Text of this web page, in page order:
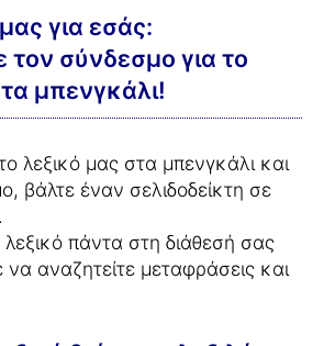
για εσάς:
τον σύνδεσμο για το
μπενγκάλι!
λεξικό μας στα μπενγκάλι και
βάλτε έναν σελιδοδείκτη σε
λεξικό πάντα στη διάθεσή σας
να αναζητείτε μεταφράσεις και